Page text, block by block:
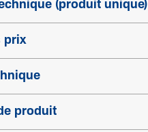
(produit unique)
prix
produit